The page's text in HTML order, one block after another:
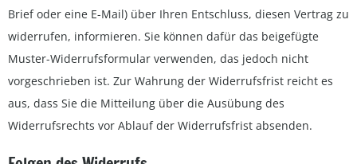
Brief oder eine E-Mail) über Ihren Entschluss, diesen Vertrag zu
widerrufen, informieren. Sie können dafür das beigefügte
Muster-Widerrufsformular verwenden, das jedoch nicht
vorgeschrieben ist. Zur Wahrung der Widerrufsfrist reicht es
aus, dass Sie die Mitteilung über die Ausübung des
Widerrufsrechts vor Ablauf der Widerrufsfrist absenden.